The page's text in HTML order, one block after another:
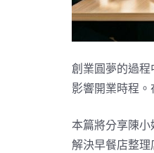
創業圓夢的過
影響開業時程
本篇將分享陳
解決早餐店整理